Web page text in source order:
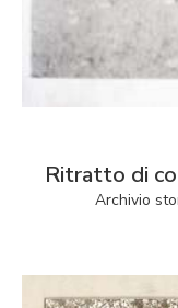
Ritratto di
Archivio